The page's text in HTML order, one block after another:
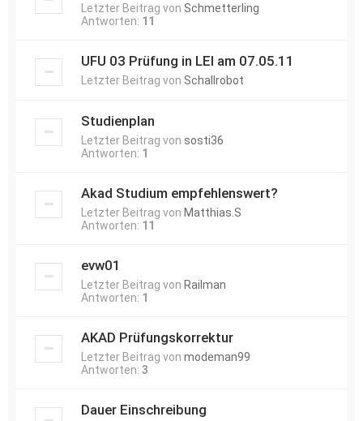
Letzter Beitrag von Schmetterling
Antworten: 11
UFU 03 Prüfung in LEI am 07.05.11
Letzter Beitrag von Schallrobot
Studienplan
Letzter Beitrag von sosti36
Antworten: 1
Akad Studium empfehlenswert?
Letzter Beitrag von Matthias.S
Antworten: 11
evw01
Letzter Beitrag von Railman
Antworten: 1
AKAD Prüfungskorrektur
Letzter Beitrag von modeman99
Antworten: 3
Dauer Einschreibung